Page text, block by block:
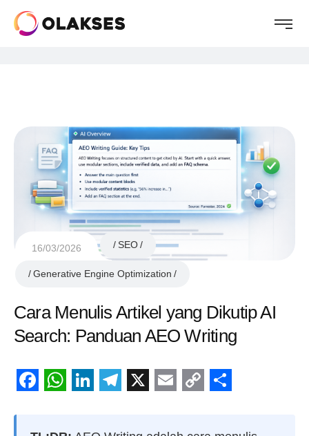
16/03/2026 SEO
Generative Engine Optimization
Cara Menulis Artikel yang Dikutip AI
Search: Panduan AEO Writing